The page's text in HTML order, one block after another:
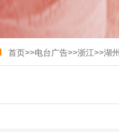
首页>>电台广告>>浙江>>湖州